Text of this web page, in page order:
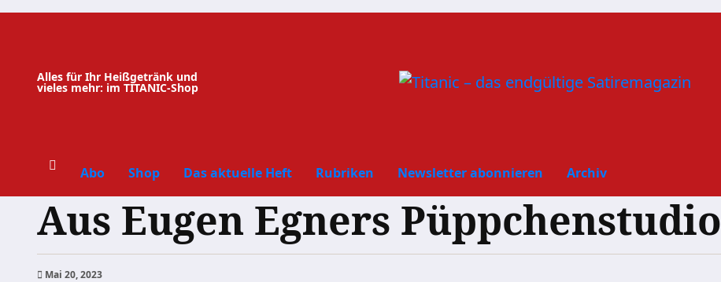
Zum
Alles für Ihr Heißgetränk und
vieles mehr: im TITANIC-Shop
Abo Shop Das aktuelle Heft Rubriken Newsletter abonnieren Archiv
Aus Eugen Egners Püppchenstudio
Mai 20, 2023